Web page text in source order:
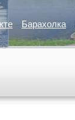
Барахолка